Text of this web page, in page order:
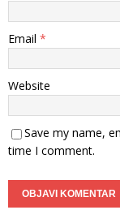
Email *
Website
Save my name,
time I comment.